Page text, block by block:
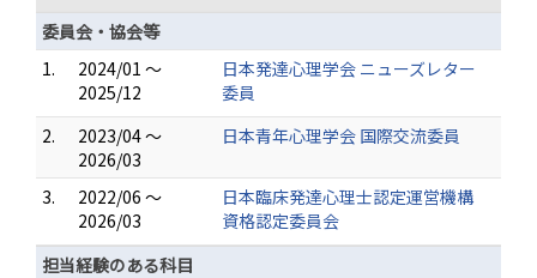
委員会・協会等
1.
2024/01 ～
2025/12
日本発達心理学会 ニューズレター
委員
2.
2023/04 ～
2026/03
日本青年心理学会 国際交流委員
3.
2022/06 ～
2026/03
日本臨床発達心理士認定運営機構
資格認定委員会
担当経験のある科目